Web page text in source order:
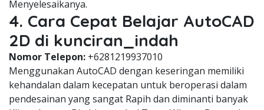
Menyelesaikanya.
4. Cara Cepat Belajar AutoCAD
2D di kunciran_indah
Nomor Telepon: +6281219937010
Menggunakan AutoCAD dengan keseringan memiliki
kehandalan dalam kecepatan untuk beroperasi dalam
pendesainan yang sangat Rapih dan diminanti banyak